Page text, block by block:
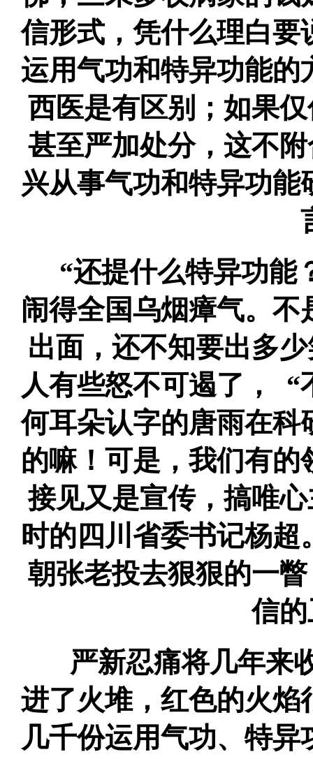
信形式，凭什么理白要
运用气功和特异功能
西医是有区别；如果
甚至严加处分，这不
兴从事气功和特异功
“还提什么特异功能
闹得全国乌烟瘴气。
出面，还不知要出多
人有些怒不可遏了， “
何耳朵认字的唐雨在科
的嘛！可是，我们有
接见又是宣传，搞唯
时的四川省委书记杨超
朝张老投去狠狠的一
信
严新忍痛将几年来
进了火堆，红色的火焰
几千份运用气功、特